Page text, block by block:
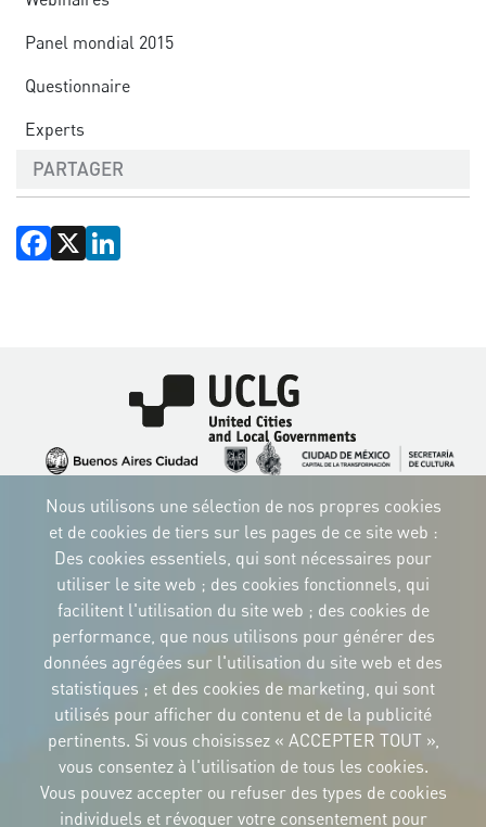
Panel mondial 2015
Questionnaire
Experts
PARTAGER
Facebook
X
Image
Image
Image
ImageImageImage
IDENTITÉ CORPORTATIVE
Téléchargez
les logos et le
manuel
NEWSLETTER
CONTACT
Carrer Avinyó, 15
08002 Barcelona
culture@uclg.org
Nous utilisons une sélection de nos propres cookies
et de cookies de tiers sur les pages de ce site web :
Des cookies essentiels, qui sont nécessaires pour
utiliser le site web ; des cookies fonctionnels, qui
facilitent l'utilisation du site web ; des cookies de
performance, que nous utilisons pour générer des
données agrégées sur l'utilisation du site web et des
statistiques ; et des cookies de marketing, qui sont
utilisés pour afficher du contenu et de la publicité
pertinents. Si vous choisissez « ACCEPTER TOUT »,
vous consentez à l'utilisation de tous les cookies.
Vous pouvez accepter ou refuser des types de cookies
individuels et révoquer votre consentement pour